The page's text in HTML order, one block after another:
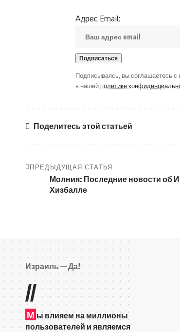
Адрес Email:
Подписываясь, вы соглашаетесь
в нашей политике
Поделитесь этой статьей
ПРЕДЫДУЩАЯ СТАТЬЯ
Молния: Последние новости об
Хизбалле
Израиль — Да!
//
М ы влияем на миллионы
пользователей и являемся